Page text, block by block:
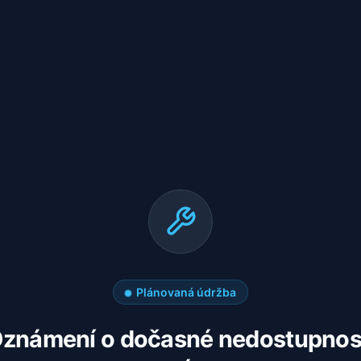
Plánovaná údržba
o dočasné